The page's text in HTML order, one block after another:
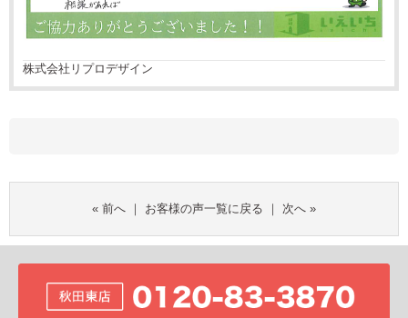
株式会社リプロデザイン
« 前へ ｜ お客様の声一覧に戻る ｜ 次へ »